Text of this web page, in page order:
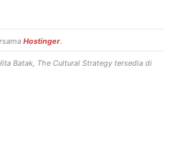
Hostinger.
Batak, The Cultural Strategy tersedia di